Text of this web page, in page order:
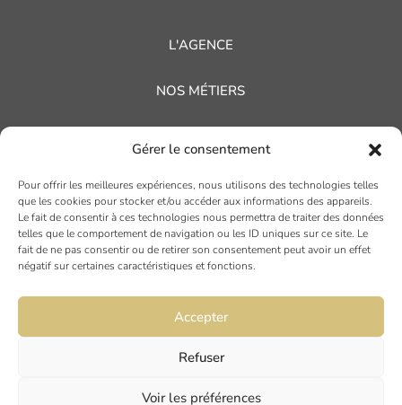
Gérer le consentement
Pour offrir les meilleures expériences, nous utilisons des technologies telles
que les cookies pour stocker et/ou accéder aux informations des appareils.
Le fait de consentir à ces technologies nous permettra de traiter des données
telles que le comportement de navigation ou les ID uniques sur ce site. Le
fait de ne pas consentir ou de retirer son consentement peut avoir un effet
négatif sur certaines caractéristiques et fonctions.
Accepter
Refuser
Voir les préférences
L'AGENCE
NOS MÉTIERS
NOS ACTUALITÉS
AVIS CLIENTS
TOULOUSE